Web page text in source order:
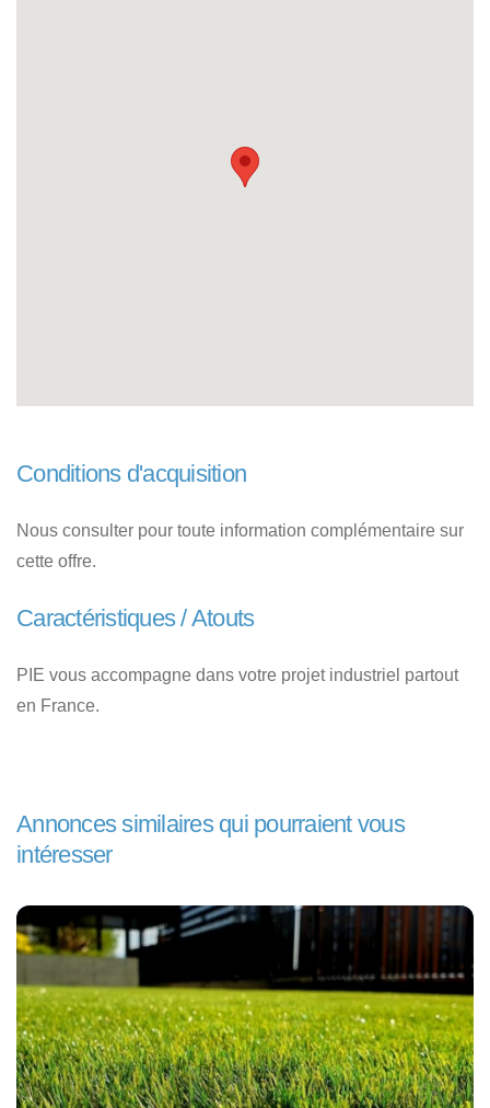
Conditions d'acquisition
Nous consulter pour toute information complémentaire sur
cette offre.
Caractéristiques / Atouts
PIE vous accompagne dans votre projet industriel partout
en France.
Annonces similaires qui pourraient vous
intéresser